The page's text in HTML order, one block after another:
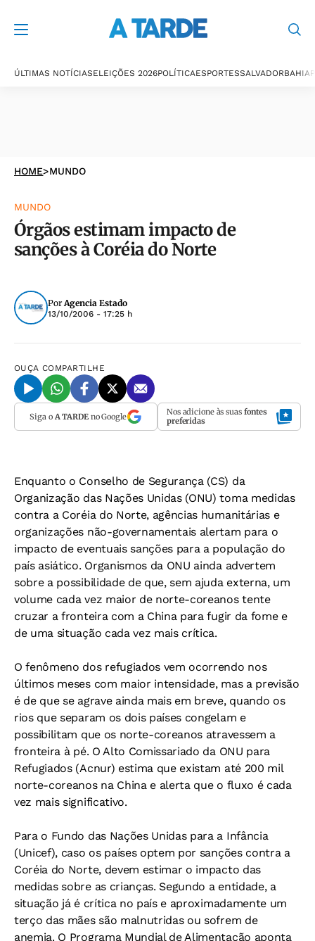
ÚLTIMAS NOTÍCIASELEIÇÕES 2026POLÍTICAESPORTESSALVADORBAHIA
HOME>MUNDO
MUNDO
Órgãos estimam impacto de
sanções à Coréia do Norte
PorAgencia Estado
13/10/2006 - 17:25 h
OUÇA COMPARTILHE
Siga o A TARDEno Google Nos adicione às suas fontes
preferidas
Enquanto o Conselho de Segurança (CS) da
Organização das Nações Unidas (ONU) toma medidas
contra a Coréia do Norte, agências humanitárias e
organizações não-governamentais alertam para o
impacto de eventuais sanções para a população do
país asiático. Organismos da ONU ainda advertem
sobre a possibilidade de que, sem ajuda externa, um
volume cada vez maior de norte-coreanos tente
cruzar a fronteira com a China para fugir da fome e
de uma situação cada vez mais crítica.
O fenômeno dos refugiados vem ocorrendo nos
últimos meses com maior intensidade, mas a previsão
é de que se agrave ainda mais em breve, quando os
rios que separam os dois países congelam e
possibilitam que os norte-coreanos atravessem a
fronteira à pé. O Alto Comissariado da ONU para
Refugiados (Acnur) estima que existam até 200 mil
norte-coreanos na China e alerta que o fluxo é cada
vez mais significativo.
Para o Fundo das Nações Unidas para a Infância
(Unicef), caso os países optem por sanções contra a
Coréia do Norte, devem estimar o impacto das
medidas sobre as crianças. Segundo a entidade, a
situação já é crítica no país e aproximadamente um
terço das mães são malnutridas ou sofrem de
anemia. O Programa Mundial de Alimentação aponta